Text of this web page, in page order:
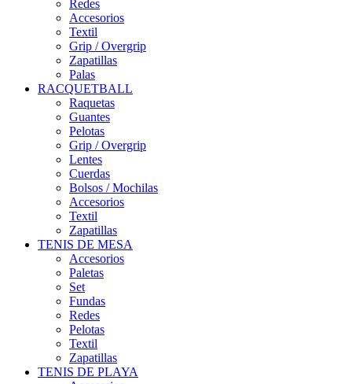
Redes
Accesorios
Textil
Grip / Overgrip
Zapatillas
Palas
RACQUETBALL
Raquetas
Guantes
Pelotas
Grip / Overgrip
Lentes
Cuerdas
Bolsos / Mochilas
Accesorios
Textil
Zapatillas
TENIS DE MESA
Accesorios
Paletas
Set
Fundas
Redes
Pelotas
Textil
Zapatillas
TENIS DE PLAYA